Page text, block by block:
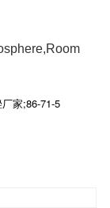
家;86-71-5